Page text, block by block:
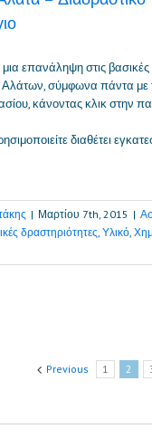
επανάληψη στις
σύμφωνα πάντα με
κάνοντας κλικ στην
διαθέτει
| Μαρτίου 7th, 2015 |
δραστηριότητες, Υλικό,
Previous 1 2